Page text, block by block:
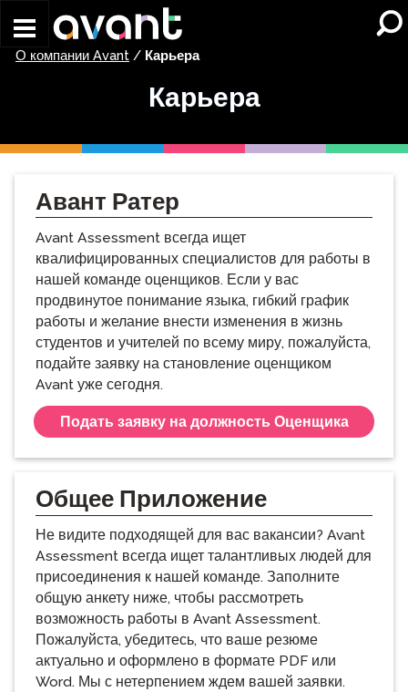
О компании Avant / Карьера
Карьера
Авант Ратер
Avant Assessment всегда ищет
квалифицированных специалистов для работы в
нашей команде оценщиков. Если у вас
продвинутое понимание языка, гибкий график
работы и желание внести изменения в жизнь
студентов и учителей по всему миру, пожалуйста,
подайте заявку на становление оценщиком
Avant уже сегодня.
Подать заявку на должность Оценщика
Общее Приложение
Не видите подходящей для вас вакансии? Avant
Assessment всегда ищет талантливых людей для
присоединения к нашей команде. Заполните
общую анкету ниже, чтобы рассмотреть
возможность работы в Avant Assessment.
Пожалуйста, убедитесь, что ваше резюме
актуально и оформлено в формате PDF или
Word. Мы с нетерпением ждем вашей заявки.